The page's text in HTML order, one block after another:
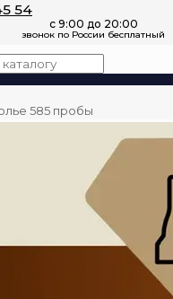
54
585 пробы